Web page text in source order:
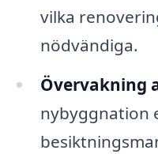
vilka
nödvändiga.
Övervakning
nybyggnation